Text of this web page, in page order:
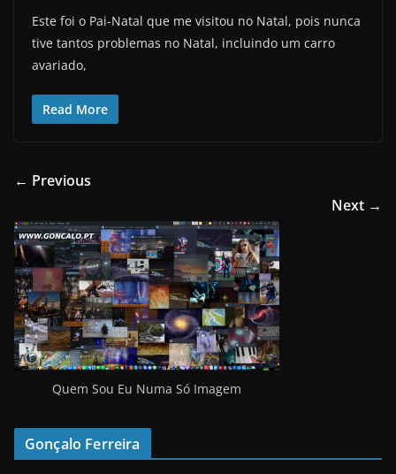
Este foi o Pai-Natal que me visitou no Natal, pois nunca
tive tantos problemas no Natal, incluindo um carro
avariado,
Read More
← Previous
Next →
Quem Sou Eu Numa Só Imagem
Gonçalo Ferreira